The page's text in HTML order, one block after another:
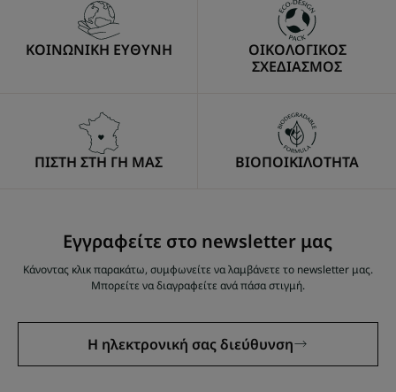
ΚΟΙΝΩΝΙΚΗ ΕΥΘΥΝΗ
ΟΙΚΟΛΟΓΙΚΟΣ
ΣΧΕΔΙΑΣΜΟΣ
ΠΙΣΤΗ ΣΤΗ ΓΗ ΜΑΣ ΒΙΟΠΟΙΚΙΛΟΤΗΤΑ
Εγγραφείτε στο newsletter μας
Κάνοντας κλικ παρακάτω, συμφωνείτε να λαμβάνετε το newsletter μας.
Μπορείτε να διαγραφείτε ανά πάσα στιγμή.
Η ηλεκτρονική σας διεύθυνση